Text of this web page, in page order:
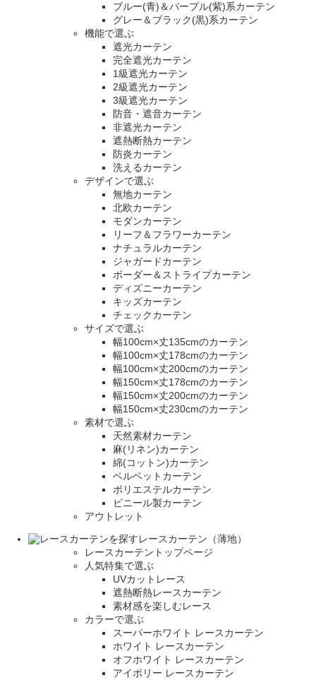
ブルー(青)＆パープル(紫)系カーテン
グレー＆ブラック(黒)系カーテン
機能で選ぶ
遮光カーテン
完全遮光カーテン
1級遮光カーテン
2級遮光カーテン
3級遮光カーテン
防音・遮音カーテン
非遮光カーテン
遮熱断熱カーテン
防炎カーテン
洗えるカーテン
デザインで選ぶ
無地カーテン
北欧カーテン
モダンカーテン
リーフ＆フラワーカーテン
ナチュラルカーテン
ジャガードカーテン
ボーダー＆ストライプカーテン
ディズニーカーテン
キッズカーテン
チェックカーテン
サイズで選ぶ
幅100cm×丈135cmのカーテン
幅100cm×丈178cmのカーテン
幅100cm×丈200cmのカーテン
幅150cm×丈178cmのカーテン
幅150cm×丈200cmのカーテン
幅150cm×丈230cmのカーテン
素材で選ぶ
天然素材カーテン
麻(リネン)カーテン
綿(コットン)カーテン
ベルベットカーテン
ポリエステルカーテン
ビニール製カーテン
アウトレット
レースカーテン（薄地）
レースカーテントップページ
人気特集で選ぶ
UVカットレース
遮熱断熱レースカーテン
素材感を楽しむレース
カラーで選ぶ
スーパーホワイト レースカーテン
ホワイト レースカーテン
オフホワイト レースカーテン
アイボリー レースカーテン